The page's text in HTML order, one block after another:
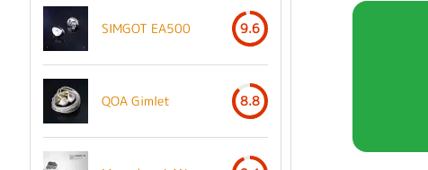
SIMGOT EA500 9.6
QOA Gimlet 8.8